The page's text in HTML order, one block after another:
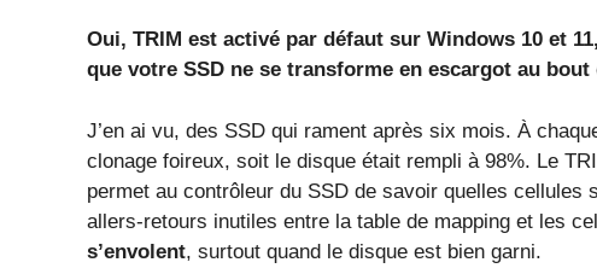
Oui, TRIM est activé par défaut sur Windows 10 et
que votre SSD ne se transforme en escargot au
J’en ai vu, des SSD qui rament après six mois. À
clonage foireux, soit le disque était rempli à 98%. Le
permet au contrôleur du SSD de savoir quelles
allers-retours inutiles entre la table de mapping et les
s’envolent, surtout quand le disque est bien garni.